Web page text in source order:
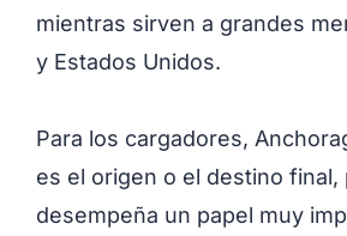
mientras sirven a grandes
y Estados Unidos.
Para los cargadores,
es el origen o el destino final,
desempeña un papel muy